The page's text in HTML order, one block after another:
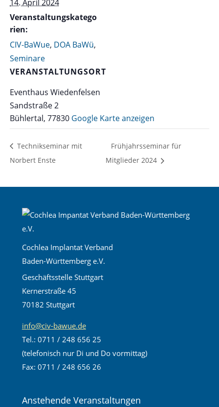
14. April 2024
Veranstaltungskatego
rien:
CIV-BaWue, DOA BaWü,
Seminare
VERANSTALTUNGSORT
Eventhaus Wiedenfelsen
Sandstraße 2
Bühlertal, 77830 Google Karte anzeigen
Technikseminar mit
Norbert Enste
Frühjahrsseminar für
Mitglieder 2024
Cochlea Implantat Verband
Baden-Württemberg e.V.
Geschäftsstelle Stuttgart
Kernerstraße 45
70182 Stuttgart
info@civ-bawue.de
Tel.: 0711 / 248 656 25
(telefonisch nur Di und Do vormittag)
Fax: 0711 / 248 656 26
Anstehende Veranstaltungen